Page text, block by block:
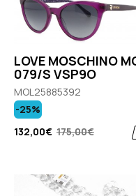
LOVE MOSCHINO
079/S VSP9O
MOL25885392
132,00€ 175,00€
-25%